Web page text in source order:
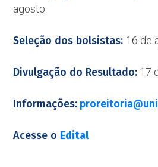
agosto
Seleção dos bolsistas: 16 de
Divulgação do Resultado: 17
Informações:
Acesse o Edital